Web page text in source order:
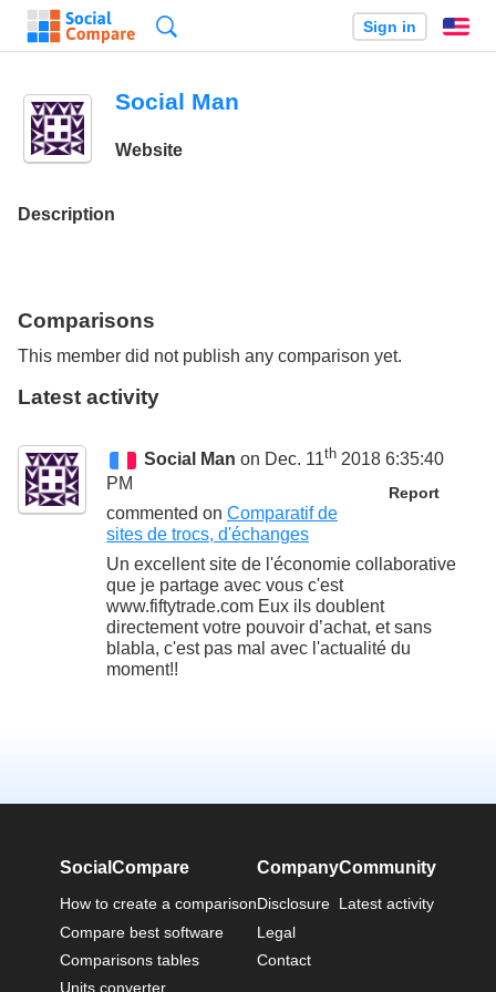
Sign in
Social Man
Website
Description
Comparisons
This member did not publish any comparison yet.
Latest activity
Social Man on Dec. 11th 2018 6:35:40
PM
Report
commented on Comparatif de
sites de trocs, d'échanges
Un excellent site de l'économie collaborative
que je partage avec vous c'est
www.fiftytrade.com Eux ils doublent
directement votre pouvoir d’achat, et sans
blabla, c'est pas mal avec l'actualité du
moment!!
SocialCompare
How to create a comparison
Compare best software
Comparisons tables
Units converter
Company
Disclosure
Legal
Contact
Community
Latest activity